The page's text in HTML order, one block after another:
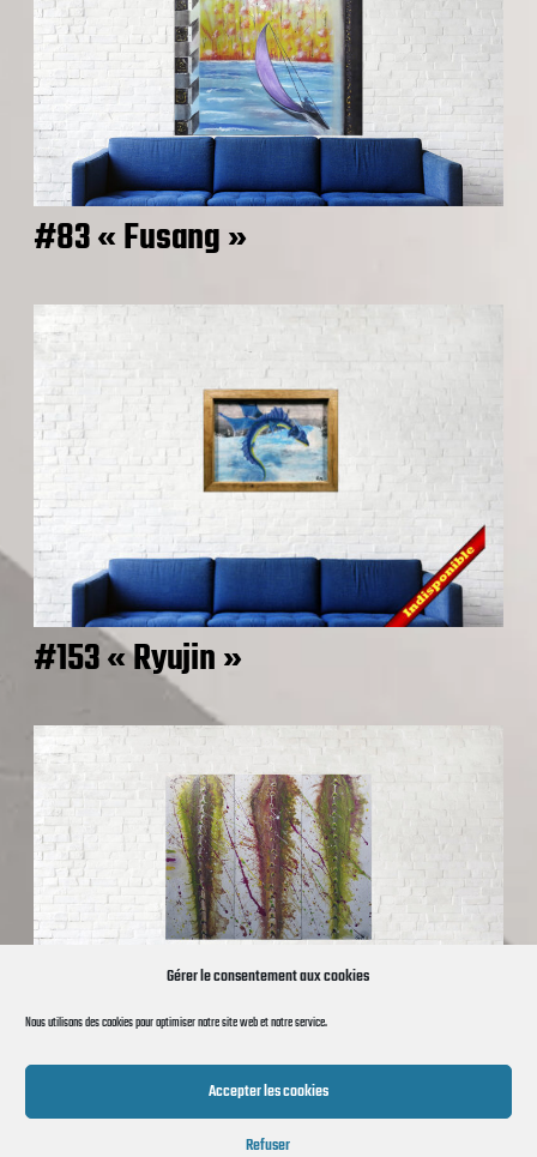
Gérer le consentement aux cookies
Nous utilisons des cookies pour optimiser notre site web et notre service.
Accepter les cookies
Refuser
#83 « Fusang »
#153 « Ryujin »
#47 « Sutures »